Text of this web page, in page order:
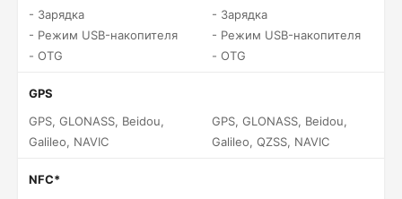
- Зарядка
- Режим USB-накопителя
- OTG
- Зарядка
- Режим USB-накопителя
- OTG
GPS
GPS, GLONASS, Beidou,
Galileo, NAVIC
GPS, GLONASS, Beidou,
Galileo, QZSS, NAVIC
NFC*